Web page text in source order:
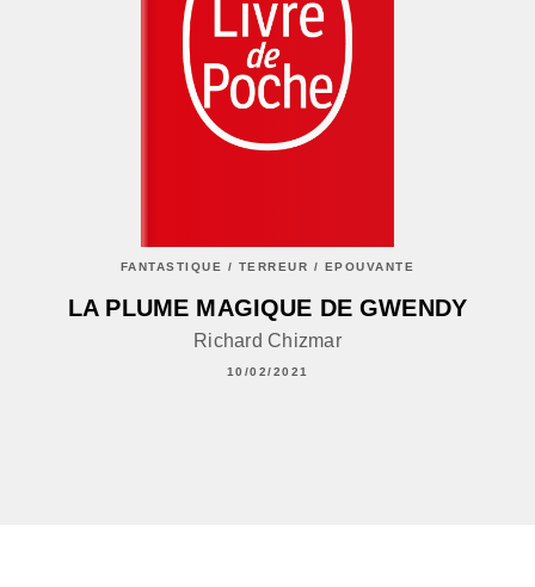
FANTASTIQUE / TERREUR / EPOUVANTE
LA PLUME MAGIQUE DE GWENDY
Richard Chizmar
10/02/2021